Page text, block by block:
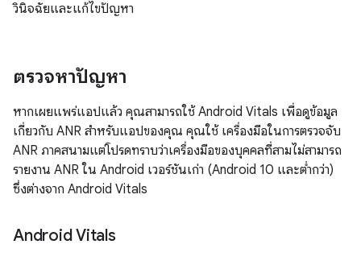
วินิจฉัยและแก้ไขปัญหา
ตรวจหาปัญหา
หากเผยแพร่แอปแล้ว คุณสามารถใช้ Android Vitals เพื่อดูข้อมูล
เกี่ยวกับ ANR สำหรับแอปของคุณ คุณใช้ เครื่องมือในการตรวจจับ
ANR ภาคสนามแต่โปรดทราบว่าเครื่องมือของบุคคลที่สามไม่สามารถ
รายงาน ANR ใน Android เวอร์ชันเก่า (Android 10 และต่ำกว่า)
ซึ่งต่างจาก Android Vitals
Android Vitals